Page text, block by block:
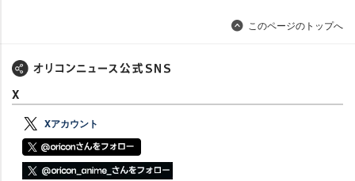
このページのトップへ
X
Xアカウント